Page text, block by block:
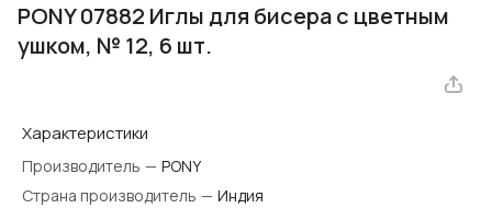
PONY 07882 Иглы для бисера с цветным
ушком, № 12, 6 шт.
Характеристики
Производитель — PONY
Страна производитель — Индия